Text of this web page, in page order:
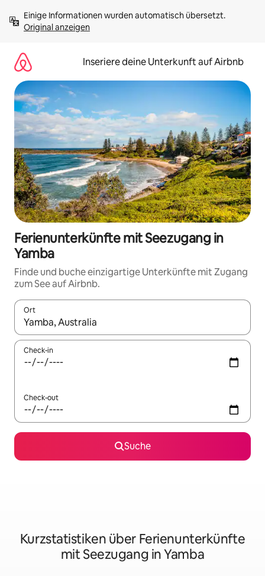
Inhalten
springenOriginal anzeigen
Inseriere deine Unterkunft auf Airbnb
Ferienunterkünfte mit Seezugang in
Yamba
Finde und buche einzigartige Unterkünfte mit Zugang
zum See auf Airbnb.
Ort
Wenn Ergebnisse verfügbar sind, navigiere mit den
Check-in
Check-out
Suche
Kurzstatistiken über Ferienunterkünfte
mit Seezugang in Yamba